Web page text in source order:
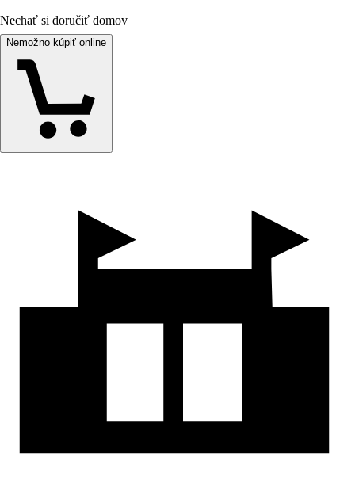
Nechať si doručiť domov
Nemožno kúpiť online